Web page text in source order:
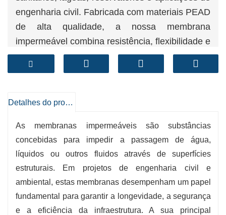
engenharia civil. Fabricada com materiais PEAD
de alta qualidade, a nossa membrana
impermeável combina resistência, flexibilidade e
durabilidade para garantir que os seus projetos
se mantêm protegidos.
extremamente baixa evita fugas de água.
condições climatéricas adversas e exposição
diurna.
- Resistente a produtos químicos:
Ideal para
resíduos perigosos e aplicações industriais.
- Instalação flexível e fácil:Adapta-se a
superfícies irregulares e simplifica a instalação
Detalhes do produto
As membranas impermeáveis ​​são substâncias
concebidas para impedir a passagem de água,
líquidos ou outros fluidos através de superfícies
estruturais. Em projetos de engenharia civil e
ambiental, estas membranas desempenham um papel
fundamental para garantir a longevidade, a segurança
e a eficiência da infraestrutura. A sua principal